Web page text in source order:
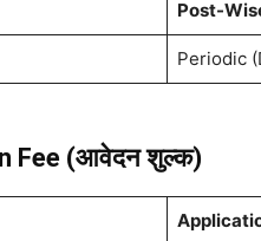
Post-
Periodic
Fee (आवेदन शुल्क)